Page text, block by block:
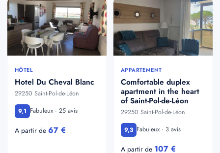
HÔTEL
Hotel Du Cheval Blanc
29250 Saint-Pol-de-Léon
9,1 Fabuleux · 25 avis
A partir de 67 €
APPARTEMENT
Comfortable duplex
apartment in the heart
of Saint-Pol-de-Léon
29250 Saint-Pol-de-Léon
9,3 Fabuleux · 3 avis
A partir de 107 €